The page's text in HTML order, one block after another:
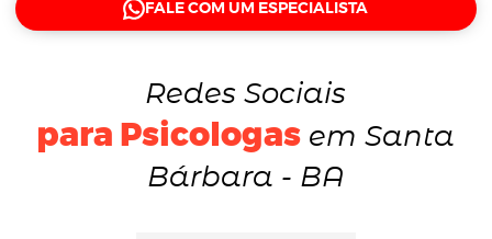
FALE COM UM ESPECIALISTA
Redes Sociais
para Psicologas em Santa
Bárbara - BA